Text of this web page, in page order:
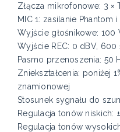
Złącza mikrofonowe: 3 ×
MIC 1: zasilanie Phantom
Wyjście głośnikowe: 100
Wyjście REC: 0 dBV, 600
Pasmo przenoszenia: 50
Zniekształcenia: poniżej
znamionowej
Stosunek sygnału do
Regulacja tonów niskich:
Regulacja tonów